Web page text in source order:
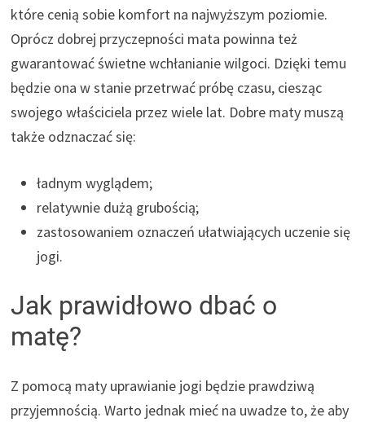
które cenią sobie komfort na najwyższym poziomie.
Oprócz dobrej przyczepności mata powinna też
gwarantować świetne wchłanianie wilgoci. Dzięki temu
będzie ona w stanie przetrwać próbę czasu, ciesząc
swojego właściciela przez wiele lat. Dobre maty muszą
także odznaczać się:
ładnym wyglądem;
relatywnie dużą grubością;
zastosowaniem oznaczeń ułatwiających uczenie się
jogi.
Jak prawidłowo dbać o
matę?
Z pomocą maty uprawianie jogi będzie prawdziwą
przyjemnością. Warto jednak mieć na uwadze to, że aby